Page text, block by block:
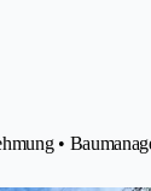
•